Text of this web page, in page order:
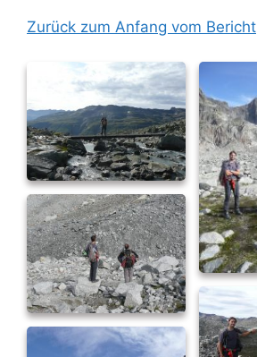
Zurück zum Anfang vom Bericht